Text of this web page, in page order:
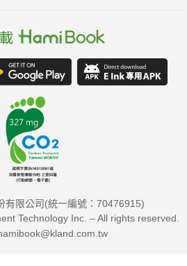
有限公司(統一編號：70476915)
Technology Inc. – All rights reserved.